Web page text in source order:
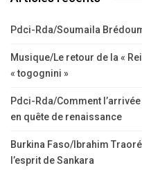
Pdci-Rda/Soumaila
Musique/Le retour de la «
« togognini »
Pdci-Rda/Comment
en quête de renaissance
Burkina Faso/Ibrahim
l’esprit de Sankara